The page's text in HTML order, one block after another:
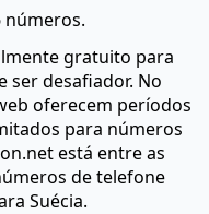
números.
gratuito para
ser desafiador. No
oferecem períodos
para números
está entre as
de telefone
Suécia.